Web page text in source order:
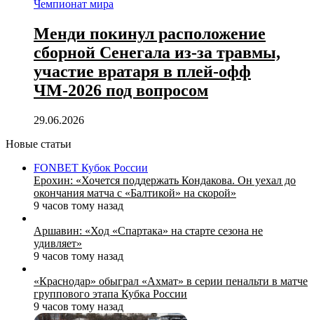
Чемпионат мира
Менди покинул расположение
сборной Сенегала из‑за травмы,
участие вратаря в плей‑офф
ЧМ‑2026 под вопросом
29.06.2026
Новые статьи
FONBET Кубок России
Ерохин: «Хочется поддержать Кондакова. Он уехал до
окончания матча с «Балтикой» на скорой»
9 часов тому назад
Аршавин: «Ход «Спартака» на старте сезона не
удивляет»
9 часов тому назад
«Краснодар» обыграл «Ахмат» в серии пенальти в матче
группового этапа Кубка России
9 часов тому назад